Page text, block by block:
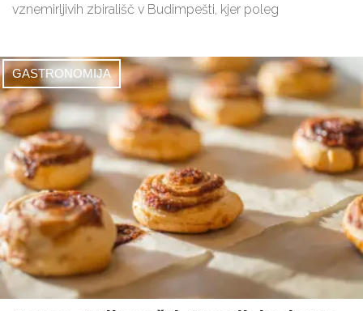
vznemirljivih zbirališč v Budimpešti, kjer poleg
GASTRONOMIJA